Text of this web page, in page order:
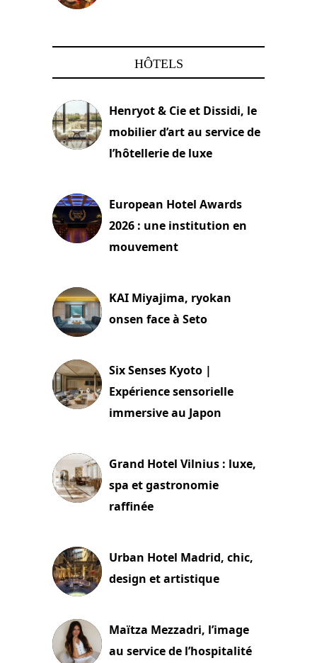
HÔTELS
Henryot & Cie et Dissidi, le
mobilier d’art au service de
l’hôtellerie de luxe
European Hotel Awards
2026 : une institution en
mouvement
KAI Miyajima, ryokan
onsen face à Seto
Six Senses Kyoto |
Expérience sensorielle
immersive au Japon
Grand Hotel Vilnius : luxe,
spa et gastronomie
raffinée
Urban Hotel Madrid, chic,
design et artistique
Maïtza Mezzadri, l’image
au service de l’hospitalité